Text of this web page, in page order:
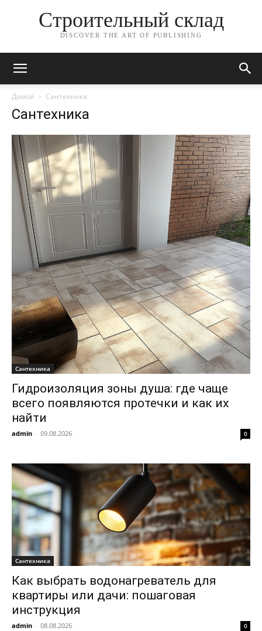
Строительный склад
DISCOVER THE ART OF PUBLISHING
Домой Сантехника
Сантехника
Сантехника
Гидроизоляция зоны душа: где чаще
всего появляются протечки и как их
найти
admin - 09.08.2026 0
Сантехника
Как выбрать водонагреватель для
квартиры или дачи: пошаговая
инструкция
admin - 08.08.2026 0